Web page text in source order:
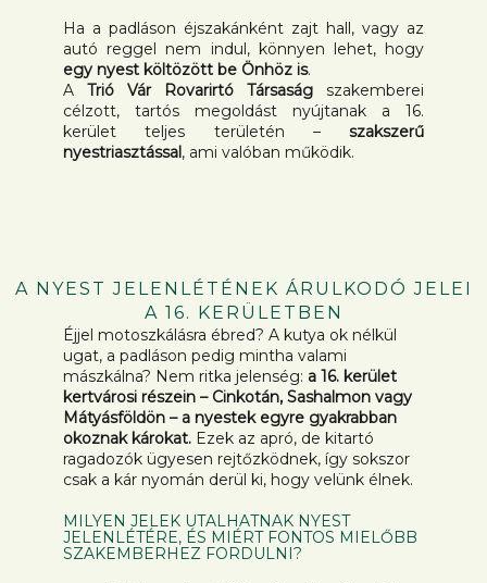
Ha a padláson éjszakánként zajt hall, vagy az
autó reggel nem indul, könnyen lehet, hogy
egy nyest költözött be Önhöz is.
A Trió Vár Rovarirtó Társaság szakemberei
célzott, tartós megoldást nyújtanak a 16.
kerület teljes területén – szakszerű
nyestriasztással, ami valóban működik.
A NYEST JELENLÉTÉNEK ÁRULKODÓ JELEI
A 16. KERÜLETBEN
Éjjel motoszkálásra ébred? A kutya ok nélkül
ugat, a padláson pedig mintha valami
mászkálna? Nem ritka jelenség: a 16. kerület
kertvárosi részein – Cinkotán, Sashalmon vagy
Mátyásföldön – a nyestek egyre gyakrabban
okoznak károkat. Ezek az apró, de kitartó
ragadozók ügyesen rejtőzködnek, így sokszor
csak a kár nyomán derül ki, hogy velünk élnek.
MILYEN JELEK UTALHATNAK NYEST
JELENLÉTÉRE, ÉS MIÉRT FONTOS MIELŐBB
SZAKEMBERHEZ FORDULNI?